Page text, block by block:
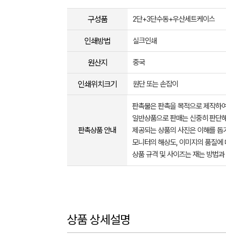
구성품 2단+3단수동+우산세트케이스
인쇄방법 실크인쇄
원산지 중국
인쇄위치크기 원단 또는 손잡이
판촉상품 안내
판촉물은 판촉을 목적으로 제작하
일반상품으로 판매는 신중히 판단
제공되는 상품의 사진은 이해를
모니터의 해상도, 이미지의 품질
상품 규격 및 사이즈는 재는 방법
상품 상세설명